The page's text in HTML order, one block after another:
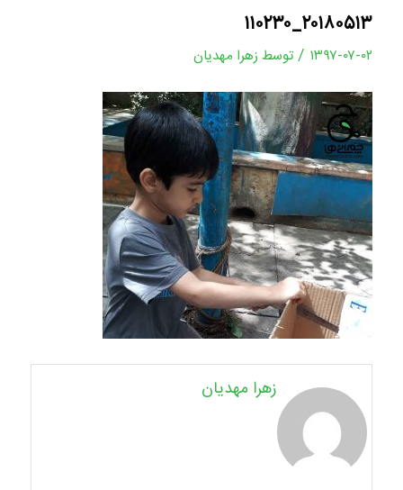
۲۰۱۸۰۵۱۳_۱۱۰۲۳۰
۱۳۹۷-۰۷-۰۲ / توسط زهرا مهدیان
زهرا مهدیان